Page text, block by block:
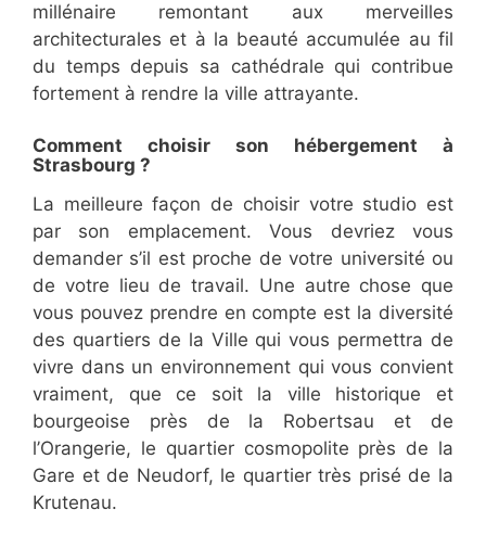
millénaire remontant aux merveilles
architecturales et à la beauté accumulée au fil
du temps depuis sa cathédrale qui contribue
fortement à rendre la ville attrayante.
Comment choisir son hébergement à
Strasbourg ?
La meilleure façon de choisir votre studio est
par son emplacement. Vous devriez vous
demander s’il est proche de votre université ou
de votre lieu de travail. Une autre chose que
vous pouvez prendre en compte est la diversité
des quartiers de la Ville qui vous permettra de
vivre dans un environnement qui vous convient
vraiment, que ce soit la ville historique et
bourgeoise près de la Robertsau et de
l’Orangerie, le quartier cosmopolite près de la
Gare et de Neudorf, le quartier très prisé de la
Krutenau.